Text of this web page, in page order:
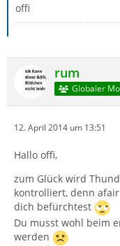
offi
rum
Globaler
12. April 2014 um 13:51
Hallo offi,
zum Glück wird
kontrolliert, denn
dich befürchtest
Du musst wohl beim
werden